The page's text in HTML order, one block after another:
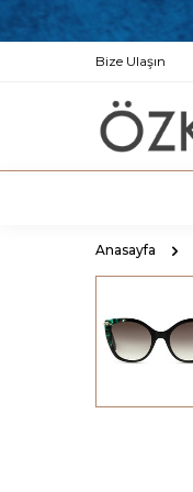
Bize Ulaşın
Anasayfa